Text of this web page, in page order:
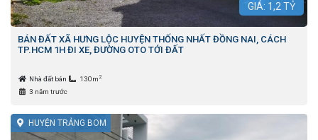
GIÁ: 1,2 TỶ
BÁN ĐẤT XÃ HƯNG LỘC HUYỆN THỐNG NHẤT ĐỒNG NAI, CÁCH
TP.HCM 1H ĐI XE, ĐƯỜNG OTO TỚI ĐẤT
Nhà đất bán 130m 2
3 năm trước
HUYỆN TRẢNG BOM